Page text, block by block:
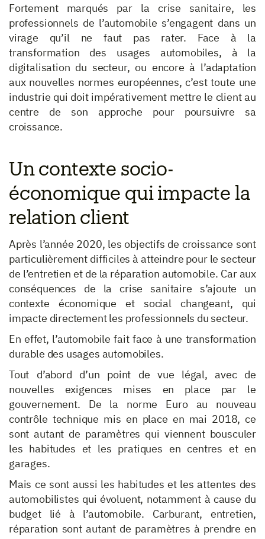
Fortement marqués par la crise sanitaire, les
professionnels de l’automobile s’engagent dans un
virage qu’il ne faut pas rater. Face à la
transformation des usages automobiles, à la
digitalisation du secteur, ou encore à l’adaptation
aux nouvelles normes européennes, c’est toute une
industrie qui doit impérativement mettre le client au
centre de son approche pour poursuivre sa
croissance.
Un contexte socio-
économique qui impacte la
relation client
Après l’année 2020, les objectifs de croissance sont
particulièrement difficiles à atteindre pour le secteur
de l’entretien et de la réparation automobile. Car aux
conséquences de la crise sanitaire s’ajoute un
contexte économique et social changeant, qui
impacte directement les professionnels du secteur.
En effet, l’automobile fait face à une transformation
durable des usages automobiles.
Tout d’abord d’un point de vue légal, avec de
nouvelles exigences mises en place par le
gouvernement. De la norme Euro au nouveau
contrôle technique mis en place en mai 2018, ce
sont autant de paramètres qui viennent bousculer
les habitudes et les pratiques en centres et en
garages.
Mais ce sont aussi les habitudes et les attentes des
automobilistes qui évoluent, notamment à cause du
budget lié à l’automobile. Carburant, entretien,
réparation sont autant de paramètres à prendre en